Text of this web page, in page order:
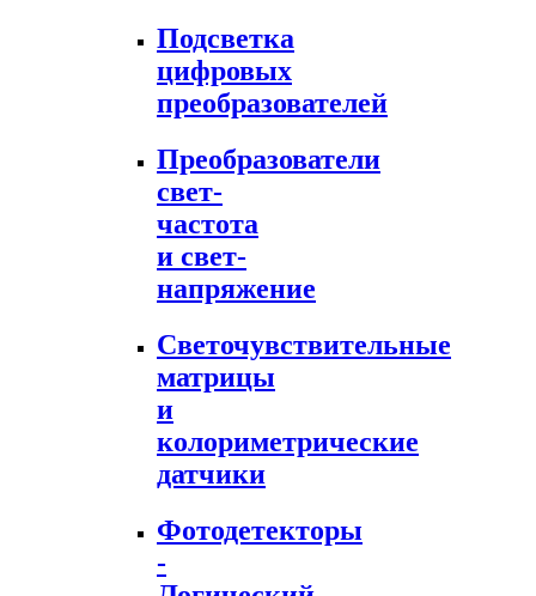
Подсветка
цифровых
преобразователей
Преобразователи
свет-
частота
и свет-
напряжение
Светочувствительные
матрицы
и
колориметрические
датчики
Фотодетекторы
-